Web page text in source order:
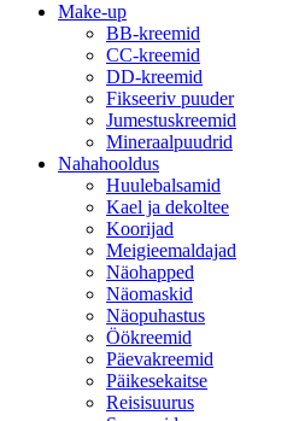
Make-up
BB-kreemid
CC-kreemid
DD-kreemid
Fikseeriv puuder
Jumestuskreemid
Mineraalpuudrid
Nahahooldus
Huulebalsamid
Kael ja dekoltee
Koorijad
Meigieemaldajad
Näohapped
Näomaskid
Näopuhastus
Öökreemid
Päevakreemid
Päikesekaitse
Reisisuurus